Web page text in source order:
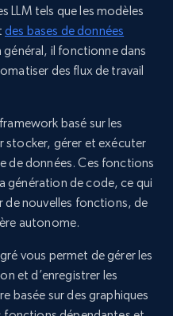
tels que les modèles
des bases de données
général, il fonctionne dans
des flux de travail
basé sur les
stocker, gérer et exécuter
de données. Ces fonctions
génération de code, ce qui
de nouvelles fonctions, de
autonome.
vous permet de gérer les
et d’enregistrer les
basée sur des graphiques